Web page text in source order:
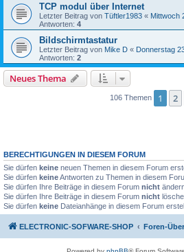
TCP modul über Internet
Letzter Beitrag von Tüftler1983 « Mittwoch
Antworten: 4
Bildschirmtastatur
Letzter Beitrag von Mike D « Donnerstag
Antworten: 2
Neues Thema
106 Themen 1 2
BERECHTIGUNGEN IN DIESEM FORUM
Sie dürfen keine neuen Themen in diesem Forum
Sie dürfen keineAntworten zu Themen in diesem
Sie dürfen Ihre Beiträge in diesem Forum nicht
Sie dürfen Ihre Beiträge in diesem Forum nicht
Sie dürfen keine Dateianhänge in diesem Forum
ELECTRONIC-SOFWARE-SHOP Foren-